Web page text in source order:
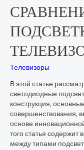
СРАВНЕНИЕ
Телевизоры
В этой статье
светодиодные
конструкция,
совершенствования,
основе
того статья
между типами